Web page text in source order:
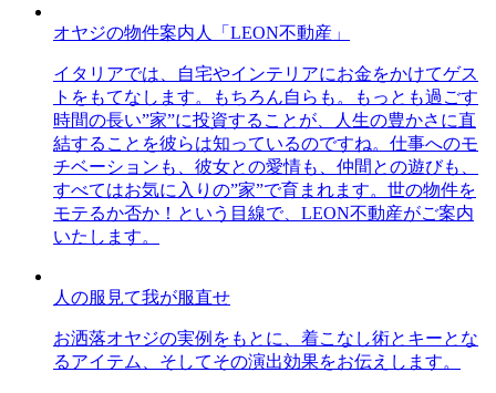
オヤジの物件案内人「LEON不動産」
イタリアでは、自宅やインテリアにお金をかけてゲス
トをもてなします。もちろん自らも。もっとも過ごす
時間の長い”家”に投資することが、人生の豊かさに直
結することを彼らは知っているのですね。仕事へのモ
チベーションも、彼女との愛情も、仲間との遊びも、
すべてはお気に入りの”家”で育まれます。世の物件を
モテるか否か！という目線で、LEON不動産がご案内
いたします。
人の服見て我が服直せ
お洒落オヤジの実例をもとに、着こなし術とキーとな
るアイテム、そしてその演出効果をお伝えします。